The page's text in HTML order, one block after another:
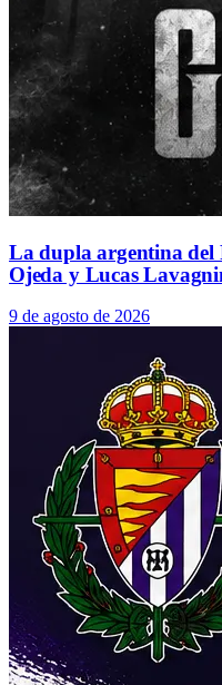
La dupla argentina
Ojeda y Lucas
9 de agosto de 2026